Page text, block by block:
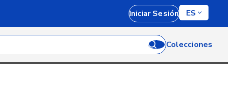
Iniciar Sesión ES
Colecciones